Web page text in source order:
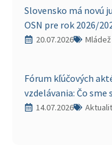
Slovensko má novú
OSN pre rok 2026/
20.07.2026 Mládež
Fórum kľúčových
vzdelávania: Čo sme
14.07.2026